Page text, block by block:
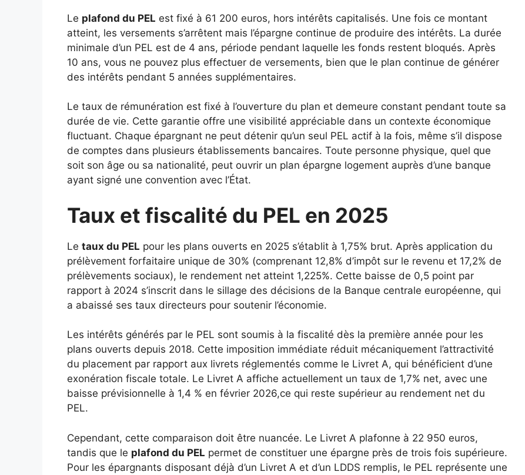
Le plafond du PEL est fixé à 61 200 euros, hors intérêts capitalisés. Une fois ce montant
atteint, les versements s’arrêtent mais l’épargne continue de produire des intérêts. La durée
minimale d’un PEL est de 4 ans, période pendant laquelle les fonds restent bloqués. Après
10 ans, vous ne pouvez plus effectuer de versements, bien que le plan continue de générer
des intérêts pendant 5 années supplémentaires.
Le taux de rémunération est fixé à l’ouverture du plan et demeure constant pendant toute sa
durée de vie. Cette garantie offre une visibilité appréciable dans un contexte économique
fluctuant. Chaque épargnant ne peut détenir qu’un seul PEL actif à la fois, même s’il dispose
de comptes dans plusieurs établissements bancaires. Toute personne physique, quel que
soit son âge ou sa nationalité, peut ouvrir un plan épargne logement auprès d’une banque
ayant signé une convention avec l’État.
Taux et fiscalité du PEL en 2025
Le taux du PEL pour les plans ouverts en 2025 s’établit à 1,75% brut. Après application du
prélèvement forfaitaire unique de 30% (comprenant 12,8% d’impôt sur le revenu et 17,2% de
prélèvements sociaux), le rendement net atteint 1,225%. Cette baisse de 0,5 point par
rapport à 2024 s’inscrit dans le sillage des décisions de la Banque centrale européenne, qui
a abaissé ses taux directeurs pour soutenir l’économie.
Les intérêts générés par le PEL sont soumis à la fiscalité dès la première année pour les
plans ouverts depuis 2018. Cette imposition immédiate réduit mécaniquement l’attractivité
du placement par rapport aux livrets réglementés comme le Livret A, qui bénéficient d’une
exonération fiscale totale. Le Livret A affiche actuellement un taux de 1,7% net, avec une
baisse prévisionnelle à 1,4 % en février 2026,ce qui reste supérieur au rendement net du
PEL.
Cependant, cette comparaison doit être nuancée. Le Livret A plafonne à 22 950 euros,
tandis que le plafond du PEL permet de constituer une épargne près de trois fois supérieure.
Pour les épargnants disposant déjà d’un Livret A et d’un LDDS remplis, le PEL représente une